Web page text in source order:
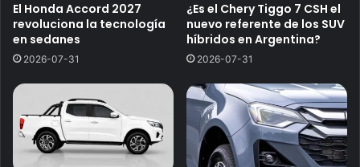
El Honda Accord 2027
revoluciona la tecnología
en sedanes
2026-07-31
¿Es el Chery Tiggo 7 CSH el
nuevo referente de los SUV
híbridos en Argentina?
2026-07-31